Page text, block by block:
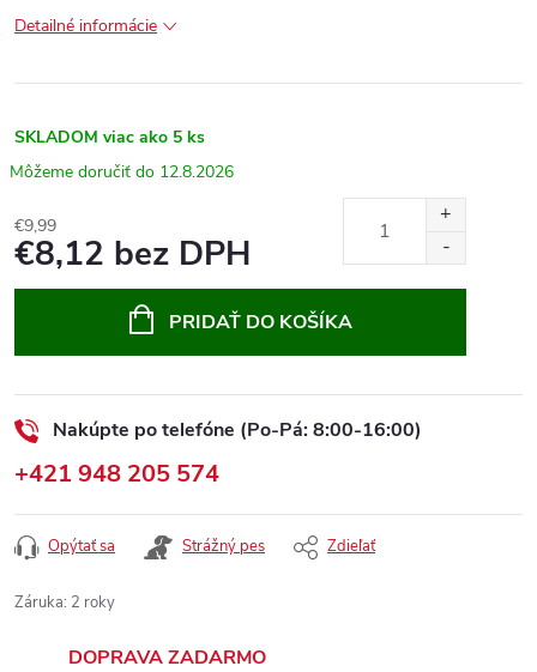
Detailné informácie
SKLADOM viac ako 5 ks
12.8.2026
€9,99
€8,12 bez DPH
PRIDAŤ DO KOŠÍKA
Nakúpte po telefóne (Po-Pá: 8:00-16:00)
+421 948 205 574
Opýtať sa Strážný pes Zdieľať
Záruka: 2 roky
DOPRAVA ZADARMO